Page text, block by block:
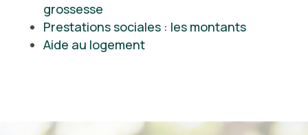
grossesse
Prestations sociales : les montants
Aide au logement